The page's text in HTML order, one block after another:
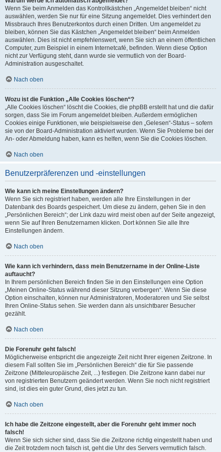
Wenn Sie beim Anmelden das Kontrollkästchen „Angemeldet bleiben“ nicht
auswählen, werden Sie nur für eine Sitzung angemeldet. Dies verhindert den
Missbrauch Ihres Benutzerkontos durch einen Dritten. Um angemeldet zu
bleiben, können Sie das Kästchen „Angemeldet bleiben“ beim Anmelden
auswählen. Dies ist nicht empfehlenswert, wenn Sie sich an einem öffentlichen
Computer, zum Beispiel in einem Internetcafé, befinden. Wenn diese Option
nicht zur Verfügung steht, dann wurde sie vermutlich von der Board-
Administration ausgeschaltet.
Nach oben
Wozu ist die Funktion „Alle Cookies löschen“?
„Alle Cookies löschen“ löscht die Cookies, die phpBB erstellt hat und die dafür
sorgen, dass Sie im Forum angemeldet bleiben. Außerdem ermöglichen
Cookies einige Funktionen, wie beispielsweise den „Gelesen“-Status – sofern
sie von der Board-Administration aktiviert wurden. Wenn Sie Probleme bei der
An- oder Abmeldung haben, kann es helfen, wenn Sie die Cookies löschen.
Nach oben
Benutzerpräferenzen und -einstellungen
Wie kann ich meine Einstellungen ändern?
Wenn Sie sich registriert haben, werden alle Ihre Einstellungen in der
Datenbank des Boards gespeichert. Um diese zu ändern, gehen Sie in den
„Persönlichen Bereich“; der Link dazu wird meist oben auf der Seite angezeigt,
wenn Sie auf Ihren Benutzernamen klicken. Dort können Sie alle Ihre
Einstellungen ändern.
Nach oben
Wie kann ich verhindern, dass mein Benutzername in der Online-Liste
auftaucht?
In Ihrem persönlichen Bereich finden Sie in den Einstellungen eine Option
„Meinen Online-Status während dieser Sitzung verbergen“. Wenn Sie diese
Option einschalten, können nur Administratoren, Moderatoren und Sie selbst
Ihren Online-Status sehen. Sie werden dann als unsichtbarer Besucher
gezählt.
Nach oben
Die Forenuhr geht falsch!
Möglicherweise entspricht die angezeigte Zeit nicht Ihrer eigenen Zeitzone. In
diesem Fall sollten Sie im „Persönlichen Bereich“ die für Sie passende
Zeitzone (Mitteleuropäische Zeit, ...) festlegen. Die Zeitzone kann dabei nur
von registrierten Benutzern geändert werden. Wenn Sie noch nicht registriert
sind, ist dies ein guter Grund, dies jetzt zu tun.
Nach oben
Ich habe die Zeitzone eingestellt, aber die Forenuhr geht immer noch
falsch!
Wenn Sie sich sicher sind, dass Sie die Zeitzone richtig eingestellt haben und
die Zeit trotzdem noch falsch ist, geht die Uhr des Servers vermutlich falsch.